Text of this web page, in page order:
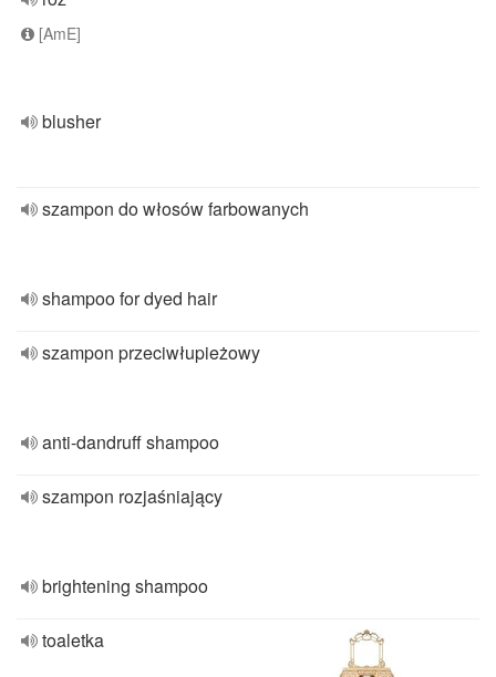
[AmE]
blusher
szampon do włosów farbowanych
shampoo for dyed hair
szampon przeciwłupieżowy
anti-dandruff shampoo
szampon rozjaśniający
brightening shampoo
toaletka